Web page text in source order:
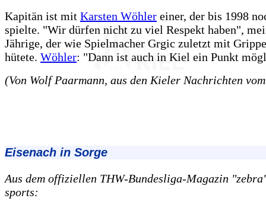
Kapitän ist mit Karsten Wöhler einer, der bis 1998
spielte. "Wir dürfen nicht zu viel Respekt haben",
Jährige, der wie Spielmacher Grgic zuletzt mit
hütete. Wöhler: "Dann ist auch in Kiel ein Punkt
(Von Wolf Paarmann, aus den Kieler Nachrichten
Eisenach in Sorge
Aus dem offiziellen THW-Bundesliga-Magazin
sports: